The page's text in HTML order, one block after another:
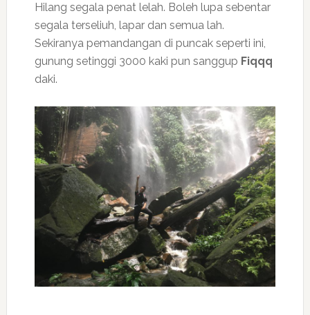
Hilang segala penat lelah. Boleh lupa sebentar
segala terseliuh, lapar dan semua lah.
Sekiranya pemandangan di puncak seperti ini,
gunung setinggi 3000 kaki pun sanggup Fiqqq
daki.